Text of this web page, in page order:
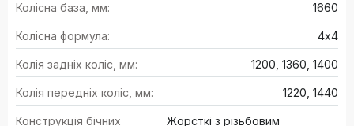
Колісна база, мм: 1660
Колісна формула: 4х4
Колія задніх коліс, мм: 1200, 1360, 1400
Колія передніх коліс, мм: 1220, 1440
Конструкція бічних
Жорсткі з різьбовим